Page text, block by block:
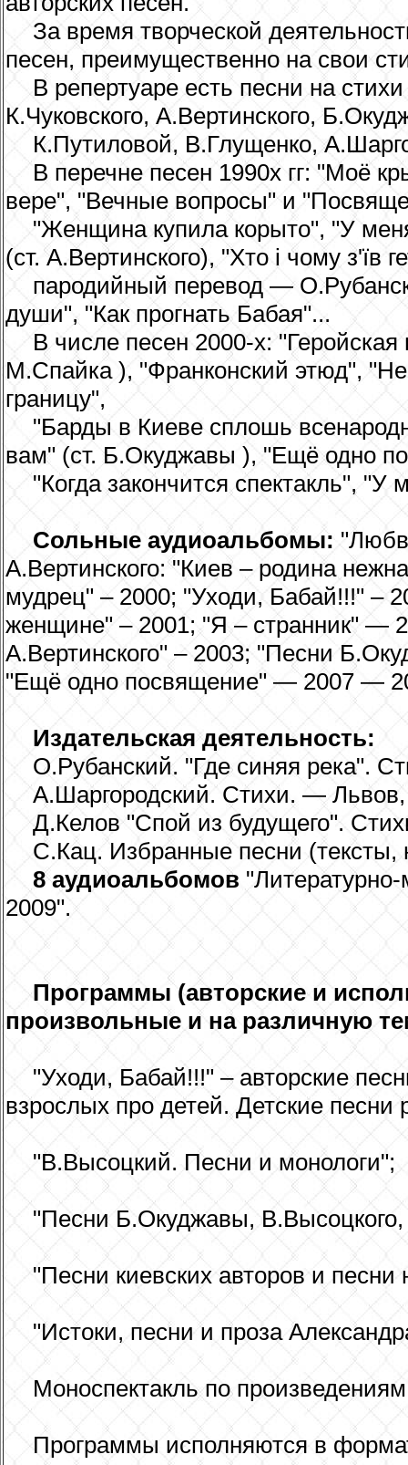
За время творческой
песен, преимущественно на свои
В репертуаре есть песни на
К.Чуковского, А.Вертинского,
К.Путиловой, В.Глущенко,
В перечне песен 1990х гг: "Моё
вере", "Вечные вопросы" и
"Женщина купила корыто", "У
(ст. А.Вертинского), "Хто і чому з'їв
пародийный перевод —
души", "Как прогнать Бабая"...
В числе песен 2000-х:
М.Спайка ), "Франконский этюд",
границу",
"Барды в Киеве сплошь
вам" (ст. Б.Окуджавы ), "Ещё одно
"Когда закончится спектакль", "У
Сольные аудиоальбомы:
А.Вертинского: "Киев – родина
мудрец" – 2000; "Уходи, Бабай!!!" –
женщине" – 2001; "Я – странник" —
А.Вертинского" – 2003; "Песни
"Ещё одно посвящение" — 2007 —
Издательская деятельность:
О.Рубанский. "Где синяя река".
А.Шаргородский. Стихи. —
Д.Келов "Спой из будущего".
С.Кац. Избранные песни
8 аудиоальбомов
2009".
Программы (авторские и
произвольные и на различную
"Уходи, Бабай!!!" – авторские
взрослых про детей. Детские песни
"В.Высоцкий. Песни и монологи";
"Песни Б.Окуджавы, В.Высоцкого,
"Песни киевских авторов и песни
"Истоки, песни и проза
Моноспектакль по
Программы исполняются в